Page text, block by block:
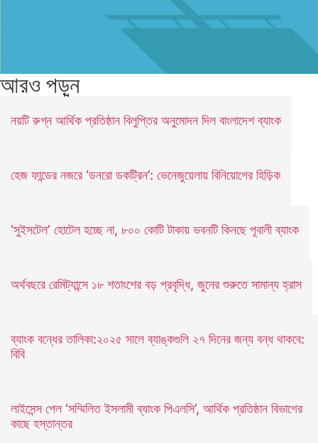
আরও পড়ুন
নয়টি রুগ্ন আর্থিক প্রতিষ্ঠান বিলুপ্তির অনুমোদন দিল বাংলাদেশ ব্যাংক
হেজ ফান্ডের নজরে ‘ডনরো ডকট্রিন’: ভেনেজুয়েলায় বিনিয়োগের হিড়িক
‘সুইসটেল’ হোটেল হচ্ছে না, ৮০০ কোটি টাকায় ভবনটি কিনছে পূবালী ব্যাংক
অর্থবছরে রেমিট্যান্সে ১৮ শতাংশের বড় প্রবৃদ্ধি, জুনের শুরুতে সামান্য হ্রাস
ব্যাংক বন্ধের তালিকা:২০২৫ সালে ব্যাঙ্কগুলি ২৭ দিনের জন্য বন্ধ থাকবে:
বিবি
লাইসেন্স পেল ‘সম্মিলিত ইসলামী ব্যাংক পিএলসি’, আর্থিক প্রতিষ্ঠান বিভাগের
কাছে হস্তান্তর